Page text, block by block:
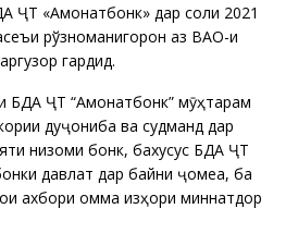
ҶТ «Амонатбонк» дар соли 2021
рўзноманигорон аз ВАО-и
гардид.
БДА ҶТ “Амонатбонк” мӯҳтарам
дуҷониба ва судманд дар
низоми бонкӣ, бахусус БДА ҶТ
давлатӣ дар байни ҷомеа, ба
ахбори омма изҳори миннатдорӣ